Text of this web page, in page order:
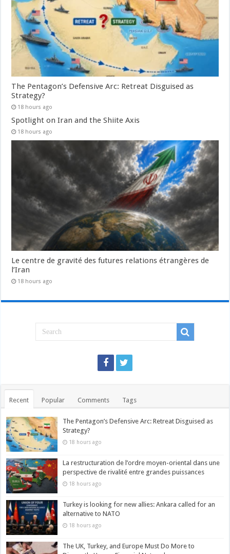
The Pentagon’s Defensive Arc: Retreat Disguised as
Strategy?
18 hours ago
Spotlight on Iran and the Shiite Axis
18 hours ago
Le centre de gravité des futures relations étrangères de
l’Iran
18 hours ago
Recent Popular Comments Tags
The Pentagon’s Defensive Arc: Retreat Disguised as
Strategy?
18 hours ago
La restructuration de l’ordre moyen-oriental dans une
perspective de rivalité entre grandes puissances
18 hours ago
Turkey is looking for new allies: Ankara called for an
alternative to NATO
18 hours ago
The UK, Turkey, and Europe Must Do More to